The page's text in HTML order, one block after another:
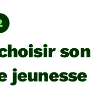
son
jeunesse